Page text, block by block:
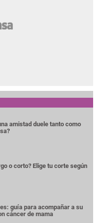
amistad duele tanto como
o corto? Elige tu corte según
guía para acompañar a su
cáncer de mama